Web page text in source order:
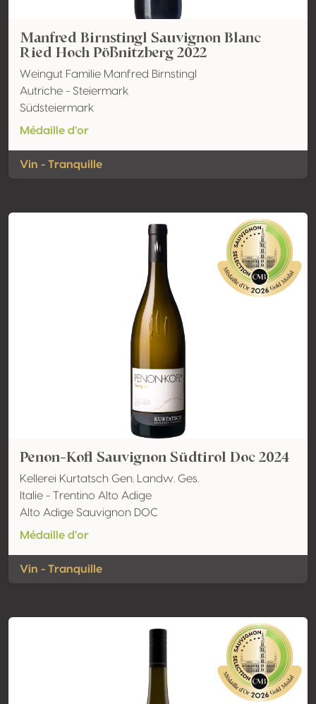
Manfred Birnstingl Sauvignon Blanc
Ried Hoch Pößnitzberg 2022
Weingut Familie Manfred Birnstingl
Autriche - Steiermark
Südsteiermark
Médaille d'or
Vin - Tranquille
Penon-Kofl Sauvignon Südtirol Doc 2024
Kellerei Kurtatsch Gen. Landw. Ges.
Italie - Trentino Alto Adige
Alto Adige Sauvignon DOC
Médaille d'or
Vin - Tranquille